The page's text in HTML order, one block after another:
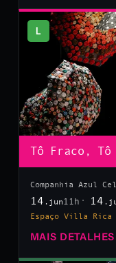
L
Tô Fraco, Tô
Companhia Azul
14 .jun 11h 14
Espaço Villa Rica
MAIS DETALHES